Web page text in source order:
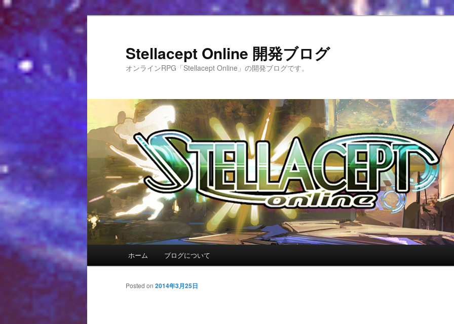
Stellacept Online 開発ブログ
オンラインRPG「Stellacept Online」の開発ブログです。
メインコンテンツへ移動
サブコンテンツへ移動
ホーム ブログについて
投稿ナビゲーション
Posted on 2014年3月25日